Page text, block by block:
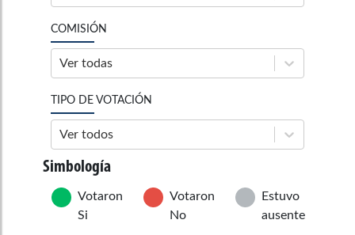
COMISIÓN
Ver todas
TIPO DE VOTACIÓN
Ver todos
Simbología
Votaron
Si
Votaron
No
Estuvo
ausente